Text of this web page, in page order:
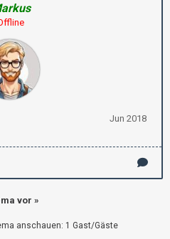
Jun 2018
vor »
anschauen: 1 Gast/Gäste